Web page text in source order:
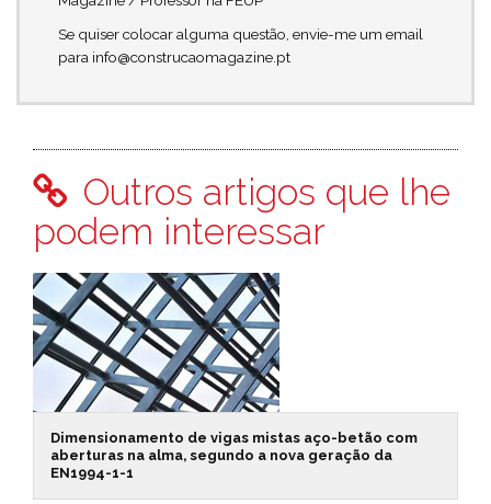
Se quiser colocar alguma questão, envie-me um email
para info@construcaomagazine.pt
Outros artigos que lhe
podem interessar
Dimensionamento de vigas mistas aço-betão com
aberturas na alma, segundo a nova geração da
EN1994-1-1